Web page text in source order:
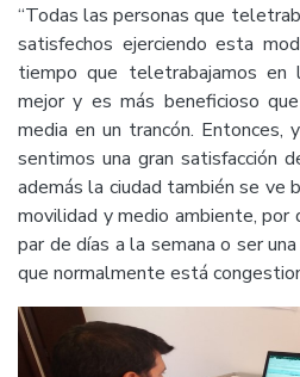
“Todas las personas que
satisfechos ejerciendo esta
tiempo que teletrabajamos en
mejor y es más beneficioso
media en un trancón. Entonces,
sentimos una gran satisfacción
además la ciudad también se ve
movilidad y medio ambiente, por
par de días a la semana o ser
que normalmente está